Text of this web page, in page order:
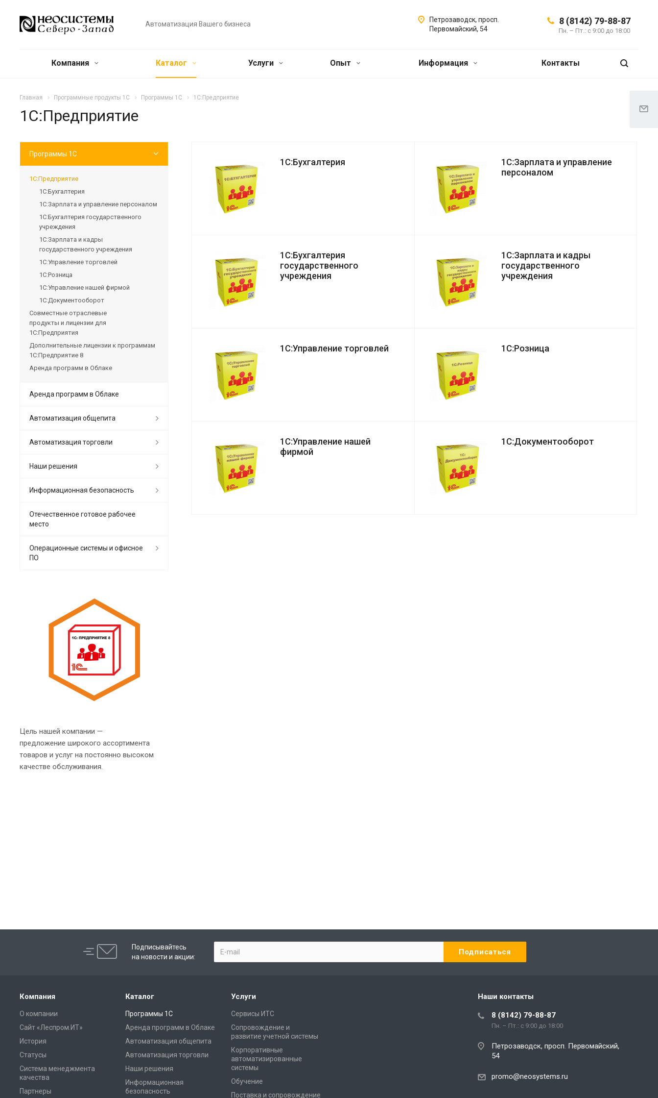
Автоматизация Вашего бизнеса 8 (8142) 79-88-87
Пн. – Пт.: с 9:00 до 18:00
Петрозаводск, просп.
Первомайский, 54
Компания Каталог Услуги Опыт Информация Контакты
Главная Программные продукты 1С Программы 1С 1С:Предприятие
1С:Предприятие
1С:Бухгалтерия
1С:Зарплата и управление
персоналом
1С:Бухгалтерия
государственного
учреждения
1С:Зарплата и кадры
государственного
учреждения
1С:Управление торговлей 1С:Розница
1С:Управление нашей
фирмой
1С:Документооборот
Программы 1С
1С:Предприятие
1С:Бухгалтерия
1С:Зарплата и управление персоналом
1С:Бухгалтерия государственного
учреждения
1С:Зарплата и кадры
государственного учреждения
1С:Управление торговлей
1С:Розница
1С:Управление нашей фирмой
1С:Документооборот
Совместные отраслевые
продукты и лицензии для
1С:Предприятия
Дополнительные лицензии к программам
1С:Предприятие 8
Аренда программ в Облаке
Аренда программ в Облаке
Автоматизация общепита
Автоматизация торговли
Наши решения
Информационная безопасность
Отечественное готовое рабочее
место
Операционные системы и офисное
ПО
Цель нашей компании —
предложение широкого ассортимента
товаров и услуг на постоянно высоком
качестве обслуживания.
Подписывайтесь
на новости и акции:
Компания
О компании
Сайт «Леспром.ИТ»
История
Статусы
Система менеджмента
качества
Партнеры
Каталог
Программы 1С
Аренда программ в Облаке
Автоматизация общепита
Автоматизация торговли
Наши решения
Информационная
безопасность
Услуги
Сервисы ИТС
Сопровождение и
развитие учетной системы
Корпоративные
автоматизированные
системы
Обучение
Поставка и сопровождение
Наши контакты
8 (8142) 79-88-87
Пн. – Пт.: с 9:00 до 18:00
Петрозаводск, просп. Первомайский,
54
promo@neosystems.ru